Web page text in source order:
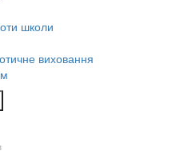
школи
виховання